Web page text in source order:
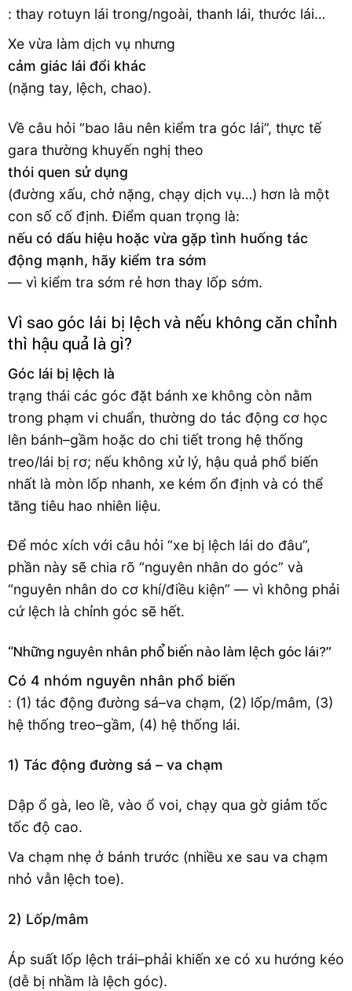
: thay rotuyn lái trong/ngoài, thanh lái, thước lái…
Xe vừa làm dịch vụ nhưng
cảm giác lái đổi khác
(nặng tay, lệch, chao).
Về câu hỏi “bao lâu nên kiểm tra góc lái”, thực tế
gara thường khuyến nghị theo
thói quen sử dụng
(đường xấu, chở nặng, chạy dịch vụ…) hơn là một
con số cố định. Điểm quan trọng là:
nếu có dấu hiệu hoặc vừa gặp tình huống tác
động mạnh, hãy kiểm tra sớm
— vì kiểm tra sớm rẻ hơn thay lốp sớm.
Vì sao góc lái bị lệch và nếu không căn chỉnh
thì hậu quả là gì?
Góc lái bị lệch là
trạng thái các góc đặt bánh xe không còn nằm
trong phạm vi chuẩn, thường do tác động cơ học
lên bánh–gầm hoặc do chi tiết trong hệ thống
treo/lái bị rơ; nếu không xử lý, hậu quả phổ biến
nhất là mòn lốp nhanh, xe kém ổn định và có thể
tăng tiêu hao nhiên liệu.
Để móc xích với câu hỏi “xe bị lệch lái do đâu”,
phần này sẽ chia rõ “nguyên nhân do góc” và
“nguyên nhân do cơ khí/điều kiện” — vì không phải
cứ lệch là chỉnh góc sẽ hết.
“Những nguyên nhân phổ biến nào làm lệch góc lái?”
Có 4 nhóm nguyên nhân phổ biến
: (1) tác động đường sá–va chạm, (2) lốp/mâm, (3)
hệ thống treo–gầm, (4) hệ thống lái.
1) Tác động đường sá – va chạm
Dập ổ gà, leo lề, vào ổ voi, chạy qua gờ giảm tốc
tốc độ cao.
Va chạm nhẹ ở bánh trước (nhiều xe sau va chạm
nhỏ vẫn lệch toe).
2) Lốp/mâm
Áp suất lốp lệch trái–phải khiến xe có xu hướng kéo
(dễ bị nhầm là lệch góc).